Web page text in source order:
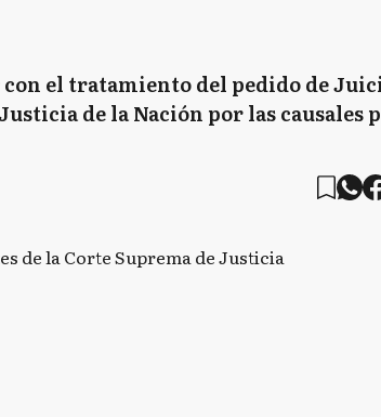
el tratamiento del pedido de
de la Nación por las causales